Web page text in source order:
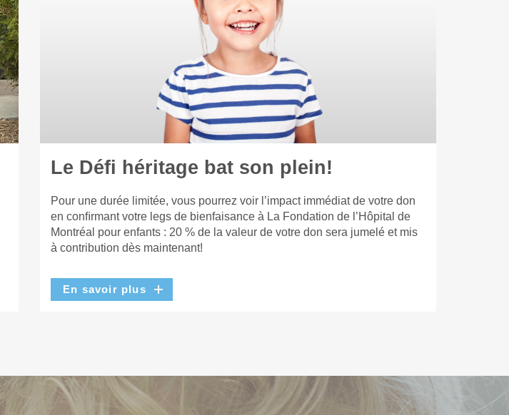
Le Défi héritage bat son plein!
Pour une durée limitée, vous pourrez voir l’impact immédiat de votre don
en conﬁrmant votre legs de bienfaisance à La Fondation de l’Hôpital de
Montréal pour enfants : 20 % de la valeur de votre don sera jumelé et mis
à contribution dès maintenant!
En savoir plus